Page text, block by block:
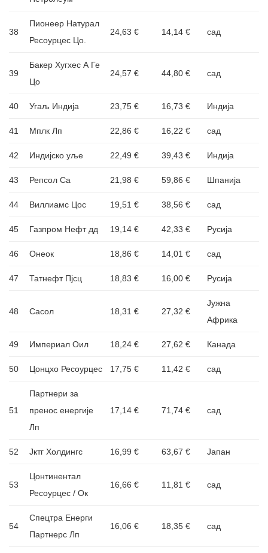
38
Пионеер Натурал
Ресоурцес Цо.
24,63 € 14,14 € сад
39
Бакер Хугхес А Ге
Цо
24,57 € 44,80 € сад
40 Угаљ Индија 23,75 € 16,73 € Индија
41 Мплк Лп 22,86 € 16,22 € сад
42 Индијско уље 22,49 € 39,43 € Индија
43 Репсол Са 21,98 € 59,86 € Шпанија
44 Виллиамс Цос 19,51 € 38,56 € сад
45 Газпром Нефт дд 19,14 € 42,33 € Русија
46 Онеок 18,86 € 14,01 € сад
47 Татнефт Пјсц 18,83 € 16,00 € Русија
48 Сасол 18,31 € 27,32 €
Јужна
Африка
49 Империал Оил 18,24 € 27,62 € Канада
50 Цонцхо Ресоурцес 17,75 € 11,42 € сад
51
Партнери за
пренос енергије
Лп
17,14 € 71,74 € сад
52 Јктг Холдингс 16,99 € 63,67 € Јапан
53
Цонтинентал
Ресоурцес / Ок
16,66 € 11,81 € сад
54
Спецтра Енерги
Партнерс Лп
16,06 € 18,35 € сад